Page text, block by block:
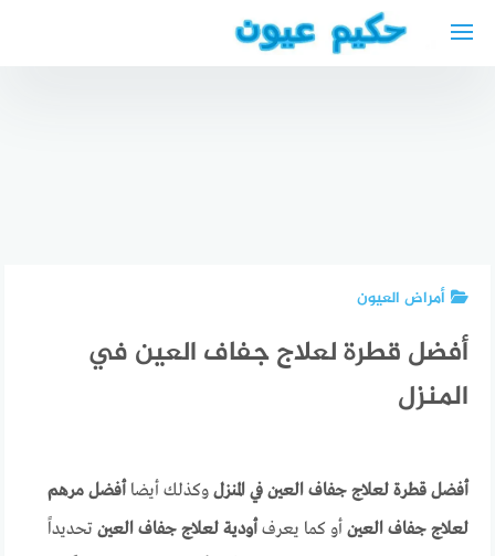
أمراض العيون
أفضل قطرة لعلاج جفاف العين في
المنزل
أفضل قطرة لعلاج جفاف العين في المنزل وكذلك أيضاأفضل مرهم
لعلاج جفاف العين أو كما يعرفأودية لعلاج جفاف العين تحديداً